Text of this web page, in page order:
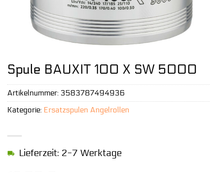
Spule BAUXIT 100 X SW 5000
Lieferzeit: 2-7 Werktage
Artikelnummer: 3583787494936
Kategorie: Ersatzspulen Angelrollen